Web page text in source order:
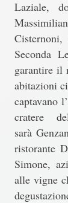
Laziale,
Cisternoni,
Seconda
garantire il
abitazioni
captavano
cratere
sarà
ristorante
Simone,
alle vigne